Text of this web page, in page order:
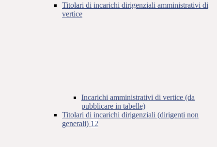
Titolari di incarichi dirigenziali amministrativi di
vertice
Incarichi amministrativi di vertice (da
pubblicare in tabelle)
Titolari di incarichi dirigenziali (dirigenti non
generali) 12